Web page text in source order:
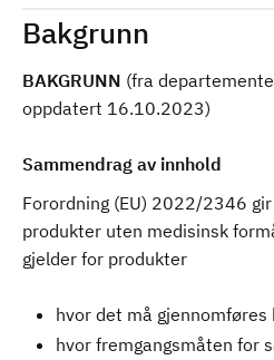
Bakgrunn
BAKGRUNN (fra
oppdatert 16.10.2023)
Sammendrag av innhold
Forordning (EU) 2022/2346
produkter uten medisinsk
gjelder for produkter
hvor det må
hvor fremgangsmåten for